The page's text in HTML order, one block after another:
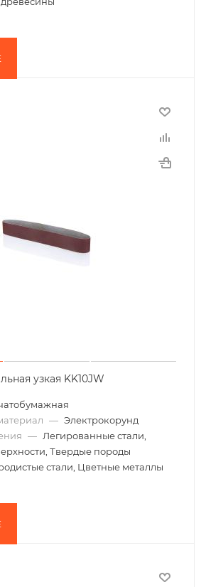
узкая KK10JW
— Электрокорунд
— Легированные стали,
Твердые породы
стали, Цветные металлы